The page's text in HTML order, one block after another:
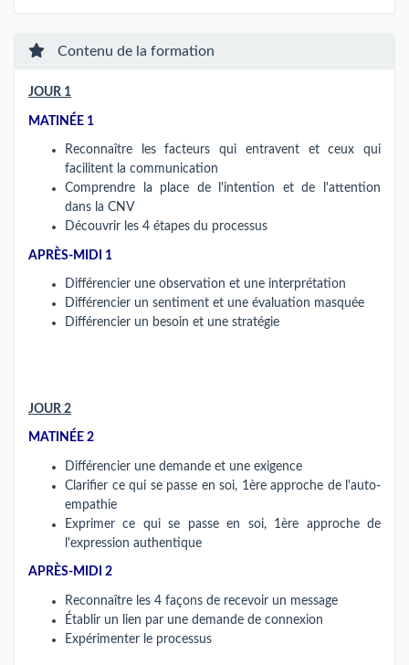
Contenu de la formation
JOUR 1
MATINÉE 1
Reconnaître les facteurs qui entravent et ceux qui
facilitent la communication
Comprendre la place de l'intention et de l'attention
dans la CNV
Découvrir les 4 étapes du processus
APRÈS-MIDI 1
Différencier une observation et une interprétation
Différencier un sentiment et une évaluation masquée
Différencier un besoin et une stratégie
JOUR 2
MATINÉE 2
Différencier une demande et une exigence
Clarifier ce qui se passe en soi, 1ère approche de l'auto-
empathie
Exprimer ce qui se passe en soi, 1ère approche de
l'expression authentique
APRÈS-MIDI 2
Reconnaître les 4 façons de recevoir un message
Établir un lien par une demande de connexion
Expérimenter le processus